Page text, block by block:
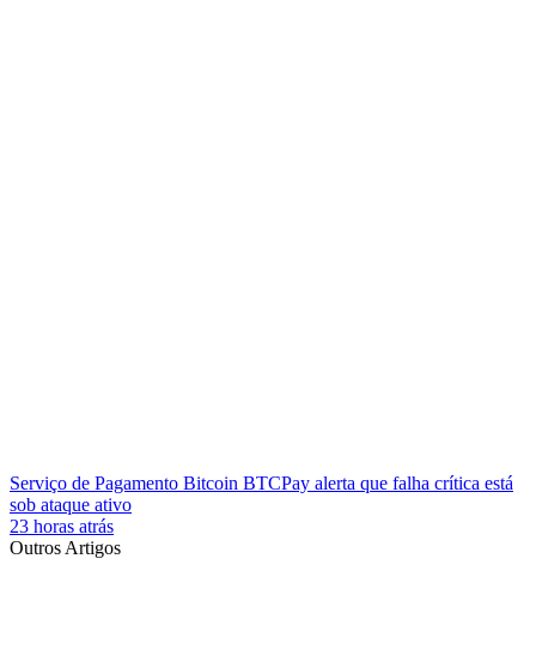
Serviço de Pagamento Bitcoin BTCPay alerta que falha crítica está
sob ataque ativo
23 horas atrás
Outros Artigos